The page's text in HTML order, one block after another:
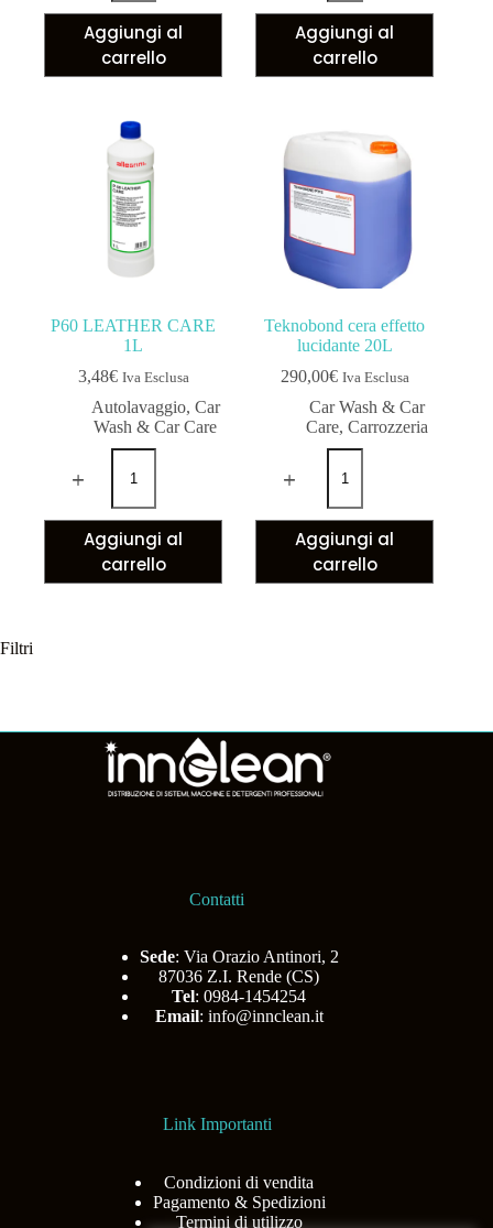
Aggiungi al
carrello
Aggiungi al
carrello
P60 LEATHER CARE
1L
3,48€ Iva Esclusa
Autolavaggio, Car
Wash & Car Care
Aggiungi al
carrello
Teknobond cera effetto
lucidante 20L
290,00€ Iva Esclusa
Car Wash & Car
Care, Carrozzeria
Aggiungi al
carrello
Filtri
Contatti
Sede: Via Orazio Antinori, 2
87036 Z.I. Rende (CS)
Tel: 0984-1454254
Email: info@innclean.it
Link Importanti
Condizioni di vendita
Pagamento & Spedizioni
Termini di utilizzo